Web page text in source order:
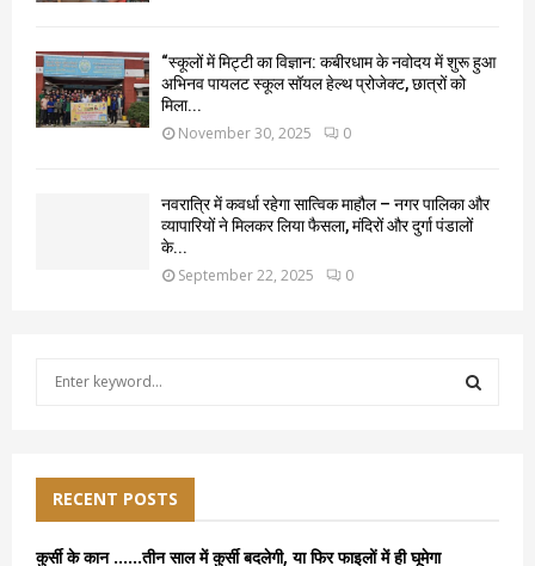
“स्कूलों में मिट्टी का विज्ञान: कबीरधाम के नवोदय में शुरू हुआ
अभिनव पायलट स्कूल सॉयल हेल्थ प्रोजेक्ट, छात्रों को
मिला...
November 30, 2025 0
नवरात्रि में कवर्धा रहेगा सात्विक माहौल – नगर पालिका और
व्यापारियों ने मिलकर लिया फैसला, मंदिरों और दुर्गा पंडालों
के...
September 22, 2025 0
f
o
RECENT POSTS
कुर्सी के कान ……तीन साल में कुर्सी बदलेगी, या फिर फाइलों में ही घूमेगा